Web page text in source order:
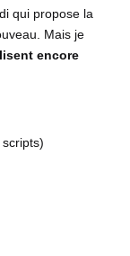
qui propose la
Mais je
encore